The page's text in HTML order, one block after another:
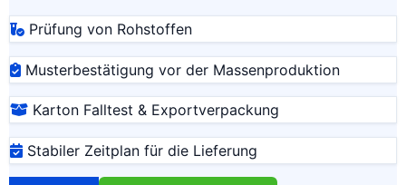
Prüfung von Rohstoffen
Musterbestätigung vor der Massenproduktion
Karton Falltest & Exportverpackung
Stabiler Zeitplan für die Lieferung